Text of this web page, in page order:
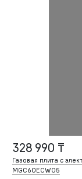
328 990 ₸
Газовая плита с
MGC60ECW05